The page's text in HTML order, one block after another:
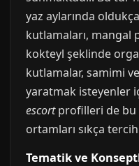
yaz aylarında
kutlamaları, mangal
kokteyl şeklinde
kutlamalar, samimi
yaratmak isteyenler
escortprofilleri de bu
ortamları sıkça
Tematik ve